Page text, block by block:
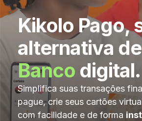
Kikolo Pago,
alternativa
Banco digital.
Simplifica suas transações
pague, crie seus cartões
com facilidade e de forma